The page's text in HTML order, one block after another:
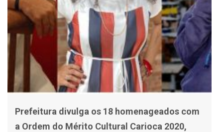
Prefeitura divulga os 18 homenageados com
a Ordem do Mérito Cultural Carioca 2020,